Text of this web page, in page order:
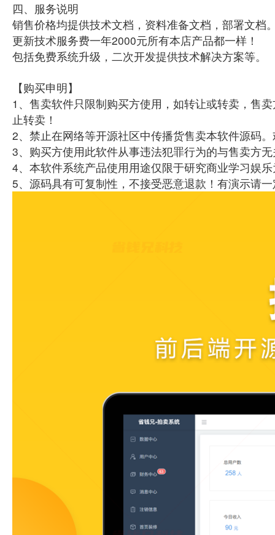
四、服务说明
销售价格均提供技术文档，资料准备文档，部署文档
更新技术服务费一年2000元所有本店产品都一样！
包括免费系统升级，二次开发提供技术解决方案等。
【购买申明】
1、售卖软件只限制购买方使用，如转让或转卖，售
止转卖！
2、禁止在网络等开源社区中传播货售卖本软件源码
3、购买方使用此软件从事违法犯罪行为的与售卖方
4、本软件系统产品使用用途仅限于研究商业学习娱
5、源码具有可复制性，不接受恶意退款！有演示请